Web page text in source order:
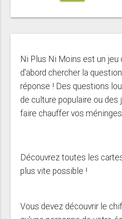
Ni Plus Ni Moins est un jeu
d'abord chercher la
réponse ! Des questions
de culture populaire ou
faire chauffer vos
Découvrez toutes les
plus vite possible !
Vous devez découvrir le